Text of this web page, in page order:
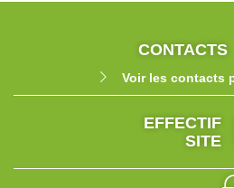
CONTACTS
Voir les contacts
EFFECTIF
SITE